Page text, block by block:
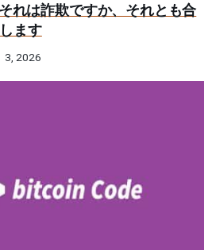
れは詐欺ですか、それとも合
ます
3, 2026